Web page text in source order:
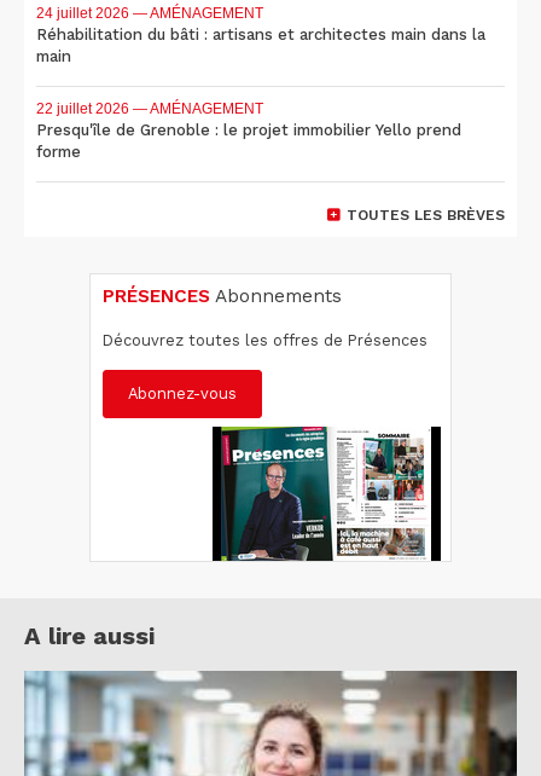
24 juillet 2026 — AMÉNAGEMENT
Réhabilitation du bâti : artisans et architectes main dans la
main
22 juillet 2026 — AMÉNAGEMENT
Presqu'île de Grenoble : le projet immobilier Yello prend
forme
TOUTES LES BRÈVES
PRÉSENCES Abonnements
Découvrez toutes les offres de Présences
Abonnez-vous
A lire aussi